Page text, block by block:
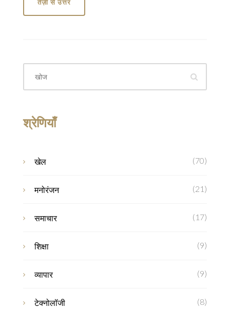
तेज़ी से उत्तर
श्रेणियाँ
खेल (70)
मनोरंजन (21)
समाचार (17)
शिक्षा (9)
व्यापार (9)
टेक्नोलॉजी (8)